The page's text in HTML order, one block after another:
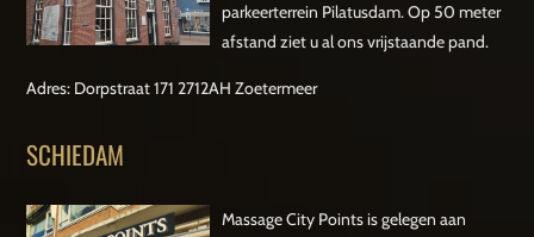
parkeerterrein Pilatusdam. Op 50 meter
afstand ziet u al ons vrijstaande pand.
Adres: Dorpstraat 171 2712AH Zoetermeer
SCHIEDAM
Massage City Points is gelegen aan